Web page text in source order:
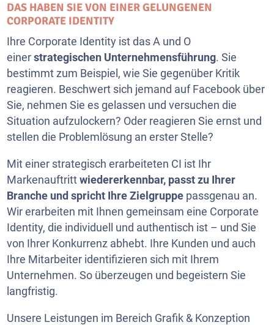
DAS HABEN SIE VON EINER GELUNGENEN
CORPORATE IDENTITY
Ihre Corporate Identity ist das A und O
einerstrategischen Unternehmensführung. Sie
bestimmt zum Beispiel, wie Sie gegenüber Kritik
reagieren. Beschwert sich jemand auf Facebook über
Sie, nehmen Sie es gelassen und versuchen die
Situation aufzulockern? Oder reagieren Sie ernst und
stellen die Problemlösung an erster Stelle?
Mit einer strategisch erarbeiteten CI ist Ihr
Markenauftrittwiedererkennbar, passt zu Ihrer
Branche und spricht Ihre Zielgruppe passgenau an.
Wir erarbeiten mit Ihnen gemeinsam eine Corporate
Identity, die individuell und authentisch ist – und Sie
von Ihrer Konkurrenz abhebt. Ihre Kunden und auch
Ihre Mitarbeiter identifizieren sich mit Ihrem
Unternehmen. So überzeugen und begeistern Sie
langfristig.
Unsere Leistungen im Bereich Grafik & Konzeption